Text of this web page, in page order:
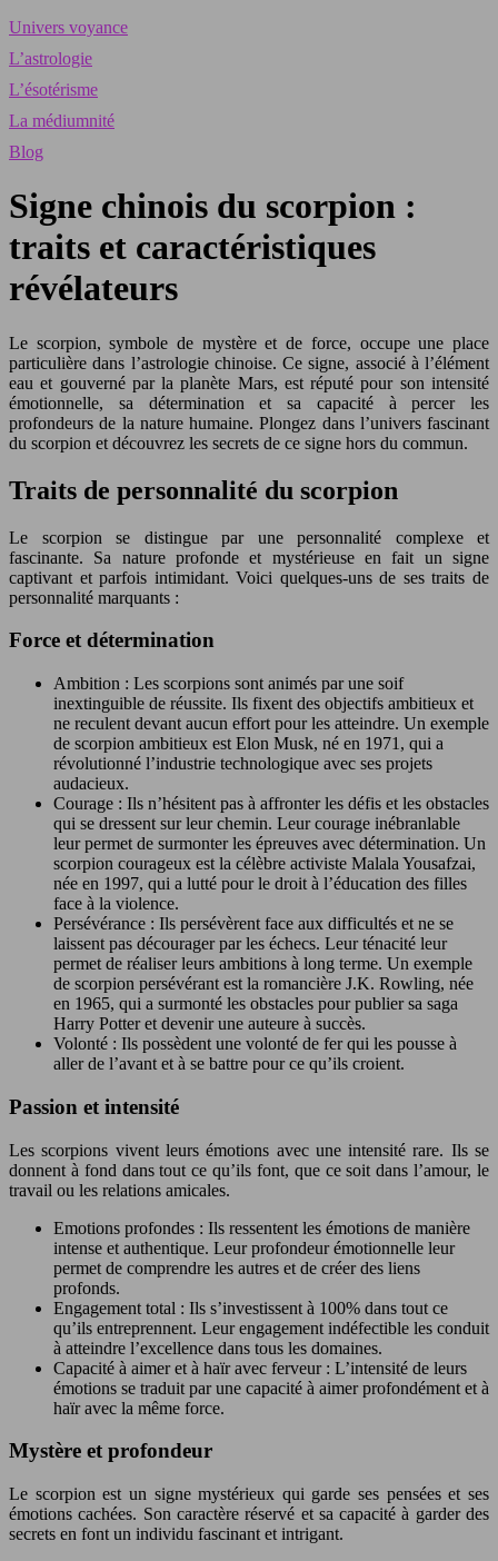
Univers voyance
L’astrologie
L’ésotérisme
La médiumnité
Blog
Signe chinois du scorpion :
traits et caractéristiques
révélateurs
Le scorpion, symbole de mystère et de force, occupe une place
particulière dans l’astrologie chinoise. Ce signe, associé à l’élément
eau et gouverné par la planète Mars, est réputé pour son intensité
émotionnelle, sa détermination et sa capacité à percer les
profondeurs de la nature humaine. Plongez dans l’univers fascinant
du scorpion et découvrez les secrets de ce signe hors du commun.
Traits de personnalité du scorpion
Le scorpion se distingue par une personnalité complexe et
fascinante. Sa nature profonde et mystérieuse en fait un signe
captivant et parfois intimidant. Voici quelques-uns de ses traits de
personnalité marquants :
Force et détermination
Ambition : Les scorpions sont animés par une soif
inextinguible de réussite. Ils fixent des objectifs ambitieux et
ne reculent devant aucun effort pour les atteindre. Un exemple
de scorpion ambitieux est Elon Musk, né en 1971, qui a
révolutionné l’industrie technologique avec ses projets
audacieux.
Courage : Ils n’hésitent pas à affronter les défis et les obstacles
qui se dressent sur leur chemin. Leur courage inébranlable
leur permet de surmonter les épreuves avec détermination. Un
scorpion courageux est la célèbre activiste Malala Yousafzai,
née en 1997, qui a lutté pour le droit à l’éducation des filles
face à la violence.
Persévérance : Ils persévèrent face aux difficultés et ne se
laissent pas décourager par les échecs. Leur ténacité leur
permet de réaliser leurs ambitions à long terme. Un exemple
de scorpion persévérant est la romancière J.K. Rowling, née
en 1965, qui a surmonté les obstacles pour publier sa saga
Harry Potter et devenir une auteure à succès.
Volonté : Ils possèdent une volonté de fer qui les pousse à
aller de l’avant et à se battre pour ce qu’ils croient.
Passion et intensité
Les scorpions vivent leurs émotions avec une intensité rare. Ils se
donnent à fond dans tout ce qu’ils font, que ce soit dans l’amour, le
travail ou les relations amicales.
Emotions profondes : Ils ressentent les émotions de manière
intense et authentique. Leur profondeur émotionnelle leur
permet de comprendre les autres et de créer des liens
profonds.
Engagement total : Ils s’investissent à 100% dans tout ce
qu’ils entreprennent. Leur engagement indéfectible les conduit
à atteindre l’excellence dans tous les domaines.
Capacité à aimer et à haïr avec ferveur : L’intensité de leurs
émotions se traduit par une capacité à aimer profondément et à
haïr avec la même force.
Mystère et profondeur
Le scorpion est un signe mystérieux qui garde ses pensées et ses
émotions cachées. Son caractère réservé et sa capacité à garder des
secrets en font un individu fascinant et intrigant.